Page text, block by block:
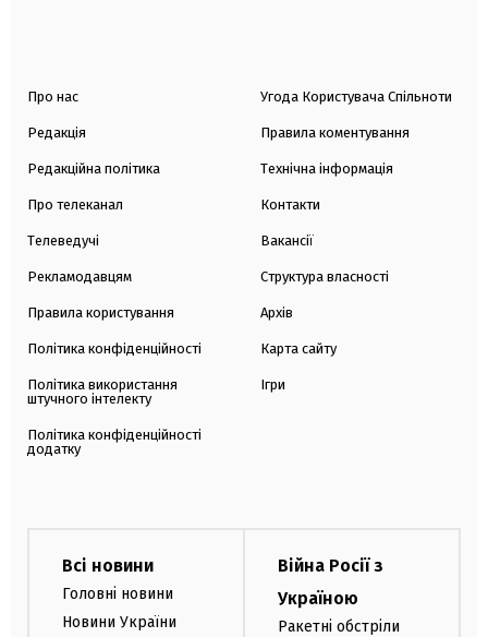
Про нас
Редакція
Редакційна політика
Про телеканал
Телеведучі
Рекламодавцям
Правила користування
Політика конфіденційності
Політика використання
штучного інтелекту
Політика конфіденційності
додатку
Угода Користувача Спільноти
Правила коментування
Технічна інформація
Контакти
Вакансії
Структура власності
Архів
Карта сайту
Ігри
Всі новини
Головні новини
Новини України
Війна Росії з
Україною
Ракетні обстріли